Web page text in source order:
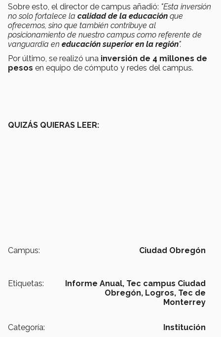
Sobre esto, el director de campus añadió: "Esta inversión
no solo fortalece la calidad de la educación que
ofrecemos, sino que también contribuye al
posicionamiento de nuestro campus como referente de
vanguardia en educación superior en la región".
Por último, se realizó una inversión de 4 millones de
pesos en equipo de cómputo y redes del campus.
QUIZÁS QUIERAS LEER:
Campus: Ciudad Obregón
Etiquetas: Informe Anual, Tec campus Ciudad
Obregón, Logros, Tec de
Monterrey
Categoría: Institución